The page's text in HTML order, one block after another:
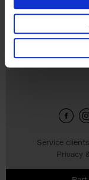
Service clients
Privacy
Envie